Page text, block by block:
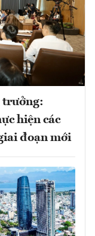
trưởng:
hiện các
đoạn mới